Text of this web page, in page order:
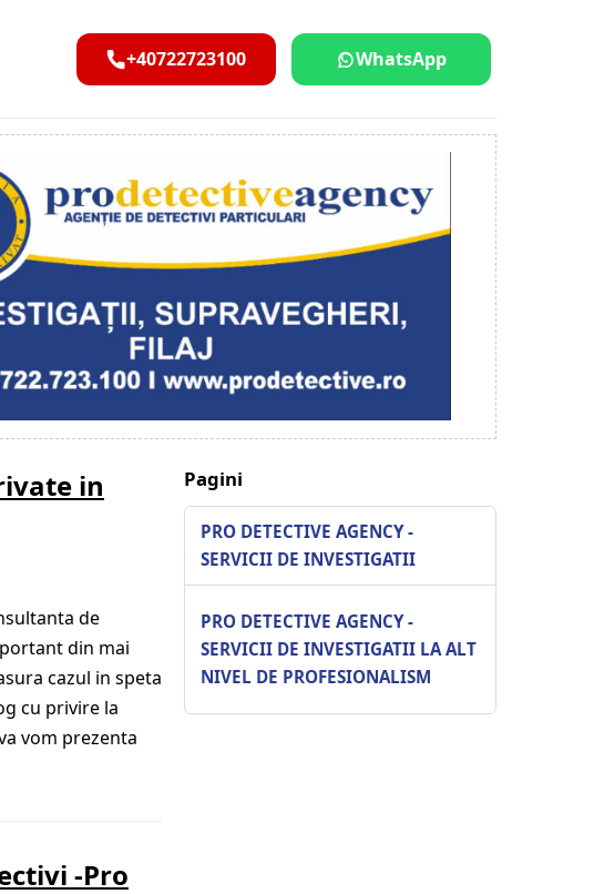
+40722723100 WhatsApp
in
de
din mai
cazul in speta
cu privire la
vom prezenta
-Pro
Pagini
PRO DETECTIVE AGENCY -
SERVICII DE INVESTIGATII
PRO DETECTIVE AGENCY -
SERVICII DE INVESTIGATII LA ALT
NIVEL DE PROFESIONALISM